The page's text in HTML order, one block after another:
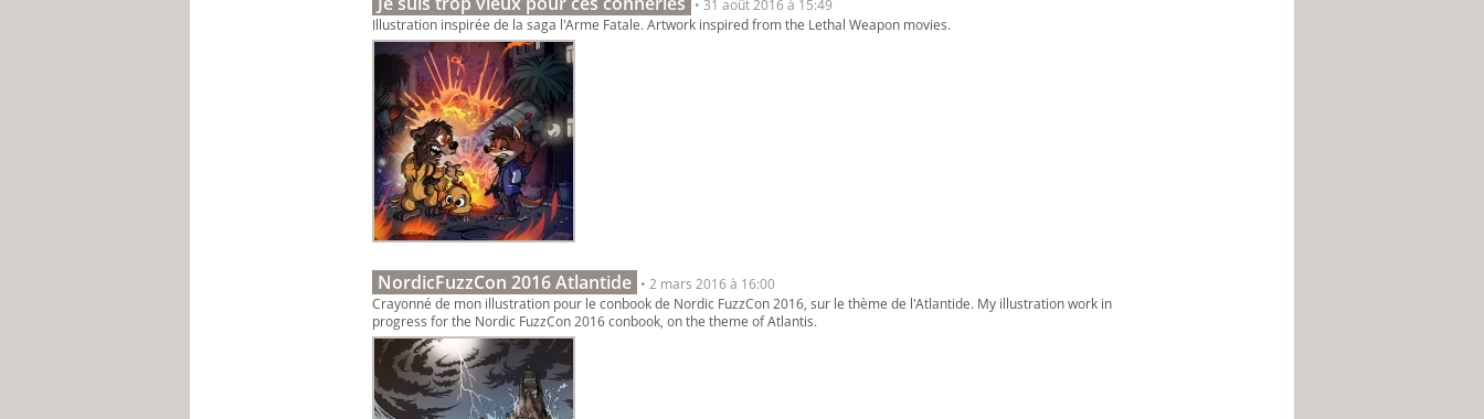
• 31 août 2016 à 15:49
Illustration inspirée de la saga l'Arme Fatale. Artwork inspired from the Lethal Weapon movies.
NordicFuzzCon 2016 Atlantide • 2 mars 2016 à 16:00
Crayonné de mon illustration pour le conbook de Nordic FuzzCon 2016, sur le thème de l'Atlantide. My illustration work in
progress for the Nordic FuzzCon 2016 conbook, on the theme of Atlantis.